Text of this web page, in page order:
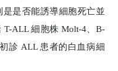
是否能誘導細胞死亡並
ALL 細胞株 Molt-4、B-
診 ALL 患者的白血病細